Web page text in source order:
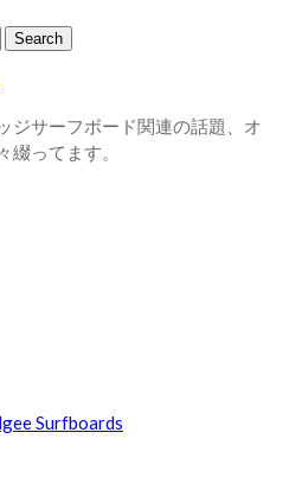
ジサーフボード関連の話題、オ
綴ってます。
Surfboards